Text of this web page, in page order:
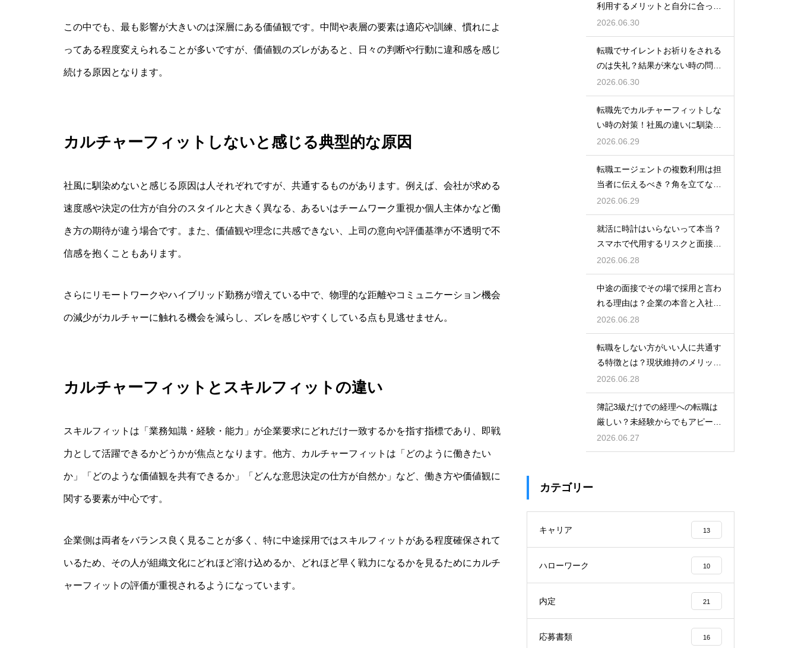
この中でも、最も影響が大きいのは深層にある価値観です。中間や表層の要素は適応や訓練、慣れによ
ってある程度変えられることが多いですが、価値観のズレがあると、日々の判断や行動に違和感を感じ
続ける原因となります。
カルチャーフィットしないと感じる典型的な原因
社風に馴染めないと感じる原因は人それぞれですが、共通するものがあります。例えば、会社が求める
速度感や決定の仕方が自分のスタイルと大きく異なる、あるいはチームワーク重視か個人主体かなど働
き方の期待が違う場合です。また、価値観や理念に共感できない、上司の意向や評価基準が不透明で不
信感を抱くこともあります。
さらにリモートワークやハイブリッド勤務が増えている中で、物理的な距離やコミュニケーション機会
の減少がカルチャーに触れる機会を減らし、ズレを感じやすくしている点も見逃せません。
カルチャーフィットとスキルフィットの違い
スキルフィットは「業務知識・経験・能力」が企業要求にどれだけ一致するかを指す指標であり、即戦
力として活躍できるかどうかが焦点となります。他方、カルチャーフィットは「どのように働きたい
か」「どのような価値観を共有できるか」「どんな意思決定の仕方が自然か」など、働き方や価値観に
関する要素が中心です。
企業側は両者をバランス良く見ることが多く、特に中途採用ではスキルフィットがある程度確保されて
いるため、その人が組織文化にどれほど溶け込めるか、どれほど早く戦力になるかを見るためにカルチ
ャーフィットの評価が重視されるようになっています。
利用するメリットと自分に合った
サービスの選び方
2026.06.30
転職でサイレントお祈りをされる
のは失礼？結果が来ない時の問い
合わせ方法と心構え
2026.06.30
転職先でカルチャーフィットしな
い時の対策！社風の違いに馴染ん
でいくためのコツ
2026.06.29
転職エージェントの複数利用は担
当者に伝えるべき？角を立てない
上手な伝え方
2026.06.29
就活に時計はいらないって本当？
スマホで代用するリスクと面接官
に与える印象
2026.06.28
中途の面接でその場で採用と言わ
れる理由は？企業の本音と入社を
決める前の注意点
2026.06.28
転職をしない方がいい人に共通す
る特徴とは？現状維持のメリット
と後悔を防ぐ考え方
2026.06.28
簿記3級だけでの経理への転職は
厳しい？未経験からでもアピール
して内定を得る方法
2026.06.27
カテゴリー
キャリア 13
ハローワーク 10
内定 21
応募書類 16